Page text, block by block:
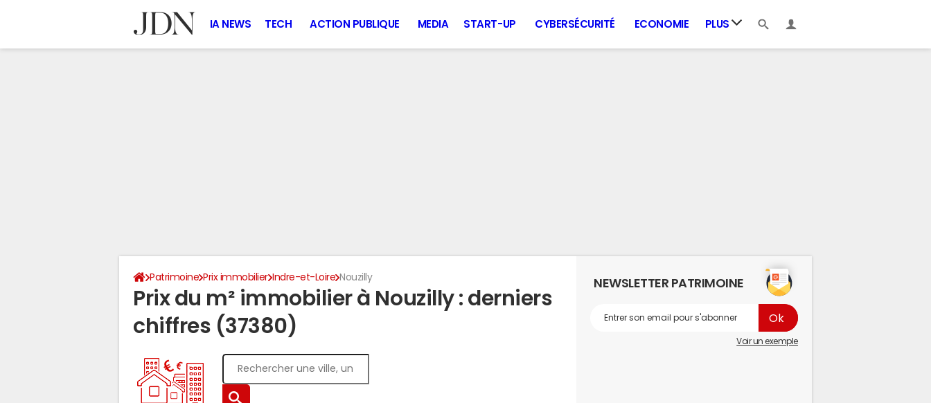
IA NEWS TECH ACTION PUBLIQUE MEDIA START-UP CYBERSÉCURITÉ ECONOMIE PLUS
Patrimoine Prix immobilier Indre-et-Loire Nouzilly
Prix du m² immobilier à Nouzilly : derniers
chiffres (37380)
NEWSLETTER PATRIMOINE
Voir un exemple